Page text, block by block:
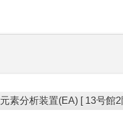
元素分析装置(EA) [ 13号館